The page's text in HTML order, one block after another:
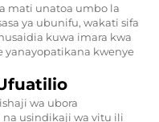
mati unatoa umbo la
ya ubunifu, wakati sifa
kuwa imara kwa
yanayopatikana kwenye
wa ubora
usindikaji wa vitu ili